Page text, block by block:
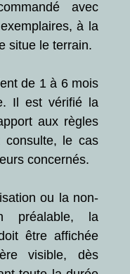
avec
à la
situe le terrain.
de 1 à 6 mois
Il est vérifié la
aux règles
consulte, le cas
concernés.
ou la non-
préalable, la
être affichée
visible, dès